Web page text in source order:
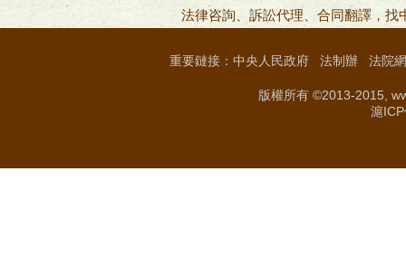
法律咨詢、訴訟代理、合同翻譯，
重要鏈接： 中央人民政府 法制辦 法院網
版權所有 ©2013-2015,
滬